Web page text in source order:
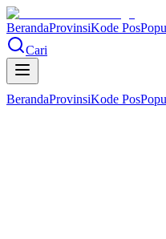
BerandaProvinsiKode Pos
Cari
BerandaProvinsiKode Pos